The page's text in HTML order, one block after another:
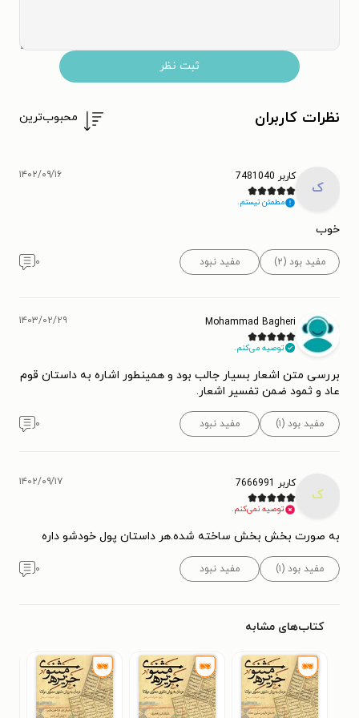
ثبت نظر
نظرات کاربران محبوب‌ترین
ک
کاربر 7481040
مطمئن نیستم.
۱۴۰۲/۰۹/۱۶
خوب
مفید بود (۲) مفید نبود ۰
Mohammad Bagheri
توصیه می‌کنم.
۱۴۰۳/۰۲/۲۹
بررسی متن اشعار بسیار جالب بود و همینطور اشاره به داستان قوم
عاد و ثمود ضمن تفسیر اشعار.
مفید بود (۱) مفید نبود ۰
ک
کاربر 7666991
توصیه نمی‌کنم.
۱۴۰۲/۰۹/۱۷
به صورت بخش بخش ساخته شده.هر داستان پول خودشو داره
مفید بود (۱) مفید نبود ۰
کتاب‌های مشابه